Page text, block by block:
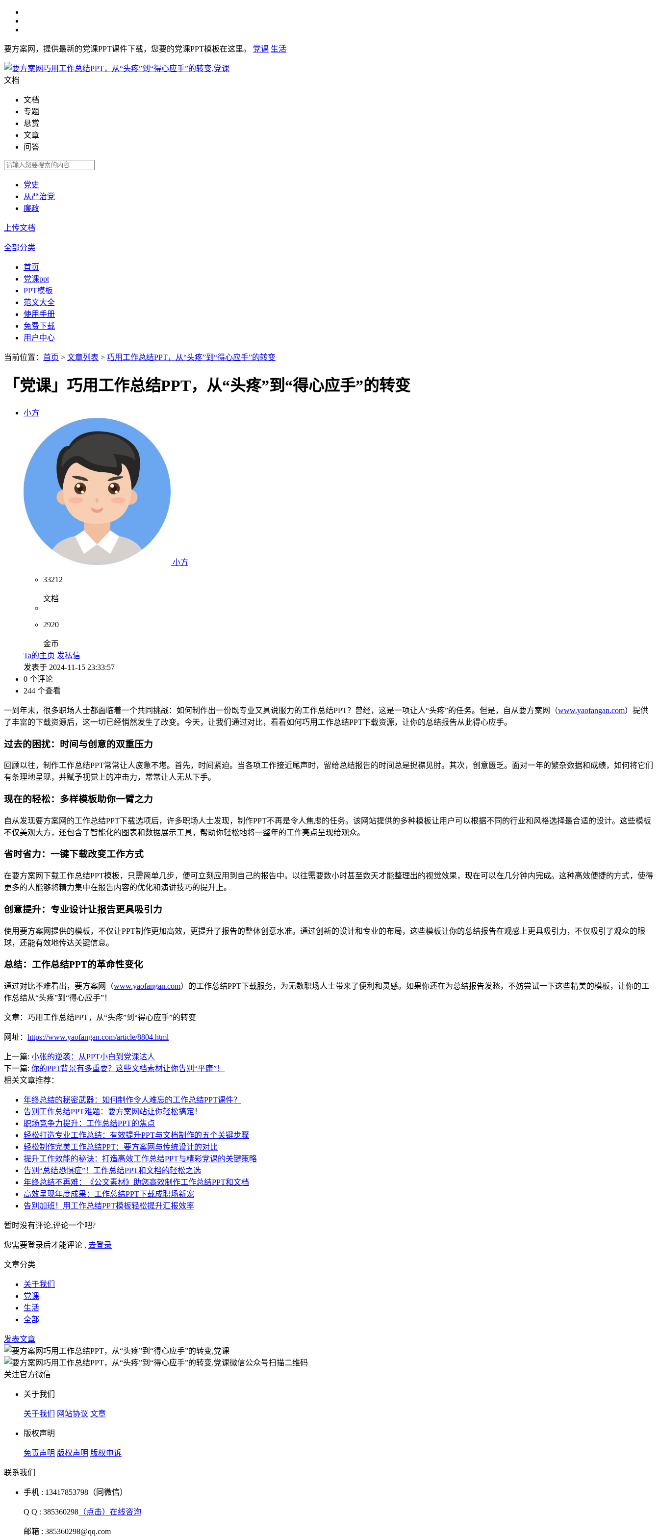
要方案网，提供最新的党课PPT课件下载，您要的党课PPT模板在这里。 党课 生活
文档
文档
专题
悬赏
文章
问答
党史
从严治党
廉政
上传文档
全部分类
首页
党课ppt
PPT模板
范文大全
使用手册
免费下载
用户中心
当前位置： 首页 > 文章列表 > 巧用工作总结PPT，从“头疼”到“得心应手”的转变
「党课」巧用工作总结PPT，从“头疼”到“得心应手”的转变
小方
小方
33212
文档
2920
金币
Ta的主页 发私信
发表于 2024-11-15 23:33:57
0 个评论
244 个查看
一到年末，很多职场人士都面临着一个共同挑战：如何制作出一份既专业又具说服力的工作总结PPT？曾经，这是一项让人“头疼”的任务。但是，自从要方案网（www.yaofangan.com）提供
了丰富的下载资源后，这一切已经悄然发生了改变。今天，让我们通过对比，看看如何巧用工作总结PPT下载资源，让你的总结报告从此得心应手。
过去的困扰：时间与创意的双重压力
回顾以往，制作工作总结PPT常常让人疲惫不堪。首先，时间紧迫。当各项工作接近尾声时，留给总结报告的时间总是捉襟见肘。其次，创意匮乏。面对一年的繁杂数据和成绩，如何将它们
有条理地呈现，并赋予视觉上的冲击力，常常让人无从下手。
现在的轻松：多样模板助你一臂之力
自从发现要方案网的工作总结PPT下载选项后，许多职场人士发现，制作PPT不再是令人焦虑的任务。该网站提供的多种模板让用户可以根据不同的行业和风格选择最合适的设计。这些模板
不仅美观大方，还包含了智能化的图表和数据展示工具，帮助你轻松地将一整年的工作亮点呈现给观众。
省时省力：一键下载改变工作方式
在要方案网下载工作总结PPT模板，只需简单几步，便可立刻应用到自己的报告中。以往需要数小时甚至数天才能整理出的视觉效果，现在可以在几分钟内完成。这种高效便捷的方式，使得
更多的人能够将精力集中在报告内容的优化和演讲技巧的提升上。
创意提升：专业设计让报告更具吸引力
使用要方案网提供的模板，不仅让PPT制作更加高效，更提升了报告的整体创意水准。通过创新的设计和专业的布局，这些模板让你的总结报告在观感上更具吸引力，不仅吸引了观众的眼
球，还能有效地传达关键信息。
总结：工作总结PPT的革命性变化
通过对比不难看出，要方案网（www.yaofangan.com）的工作总结PPT下载服务，为无数职场人士带来了便利和灵感。如果你还在为总结报告发愁，不妨尝试一下这些精美的模板，让你的工
作总结从“头疼”到“得心应手”！
文章：巧用工作总结PPT，从“头疼”到“得心应手”的转变
网址： https://www.yaofangan.com/article/8804.html
上一篇: 小张的逆袭：从PPT小白到党课达人
下一篇: 你的PPT背景有多重要？这些文档素材让你告别“平庸”！
相关文章推荐：
年终总结的秘密武器：如何制作令人难忘的工作总结PPT课件？
告别工作总结PPT难题：要方案网站让你轻松搞定！
职场竞争力提升：工作总结PPT的焦点
轻松打造专业工作总结：有效提升PPT与文档制作的五个关键步骤
轻松制作完美工作总结PPT：要方案网与传统设计的对比
提升工作效能的秘诀：打造高效工作总结PPT与精彩党课的关键策略
告别“总结恐惧症”！工作总结PPT和文档的轻松之选
年终总结不再难：《公文素材》助您高效制作工作总结PPT和文档
高效呈现年度成果：工作总结PPT下载成职场新宠
告别加班！用工作总结PPT模板轻松提升汇报效率
暂时没有评论,评论一个吧?
您需要登录后才能评论 , 去登录
文章分类
关于我们
党课
生活
全部
发表文章
扫描二维码
关注官方微信
关于我们
关于我们 网站协议 文章
版权声明
免责声明 版权声明 版权申诉
联系我们
手机 : 13417853798（同微信）
Q Q : 385360298 （点击）在线咨询
邮箱 : 385360298@qq.com